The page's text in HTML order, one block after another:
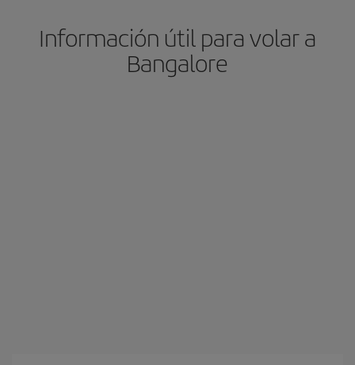
Información útil para volar a
Bangalore